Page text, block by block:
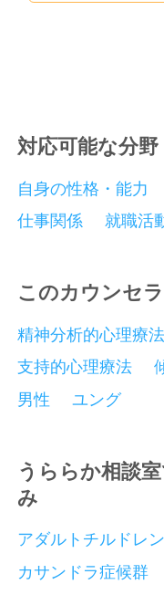
対応可能な分野
自身の性格・能力
仕事関係
就職活
このカウンセ
精神分析的心理療法
支持的心理療法
男性
ユング
うららか相談
み
アダルトチルドレン
カサンドラ症候群